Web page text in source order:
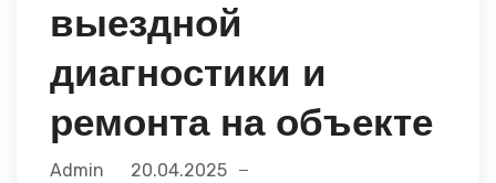
выездной
диагностики и
ремонта на объекте
Admin 20.04.2025